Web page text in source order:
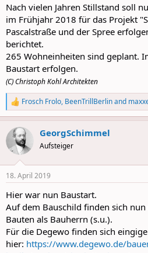
Nach vielen Jahren Stillstand soll
im Frühjahr 2018 für das Projekt
Pascalstraße und der Spree
berichtet.
265 Wohneinheiten sind geplant.
Baustart erfolgen.
(C) Christoph Kohl Architekten
R
e
a
c
i
s
Frosch Frolo, BeenTrillBerlinand
GeorgSchimmel
Aufsteiger
18. April 2019
Hier war nun Baustart.
Auf dem Bauschild finden sich
Bauten als Bauherrn (s.u.).
Für die Degewo finden sich
hier: https://www.degewo.de/